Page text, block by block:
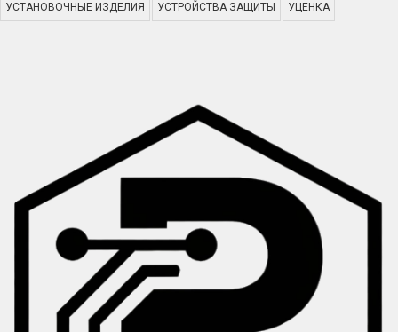
УСТАНОВОЧНЫЕ ИЗДЕЛИЯ УСТРОЙСТВА ЗАЩИТЫ УЦЕНКА